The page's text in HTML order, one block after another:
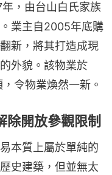
，由台山白氏家族
業主自2005年底購
新，將其打造成現
外貌。該物業於
令物業煥然一新。
開放參觀限制
本質上屬於單純的
史建築，但並無太